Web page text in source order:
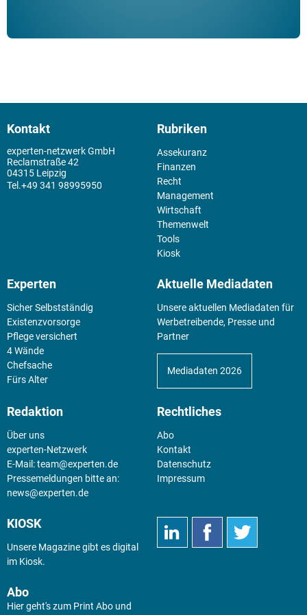
Kontakt
experten-netzwerk GmbH
Reclamstraße 42
04315 Leipzig
+49 341 98995950
Rubriken
Assekuranz
Finanzen
Recht
Management
Wirtschaft
Themenwelt
Tools
Kiosk
Experten
Sicher Selbstständig
Existenz­vorsorge
Pflege versichert
4 Wände
Chefsache
Fürs Alter
Aktuelle Mediadaten
Unsere aktuellen Mediadaten für
Werbetreibende, Presse und
Partner
Mediadaten 2026
Redaktion
Über uns
experten-Netzwerk
E-Mail:team@experten.de
Pressemeldungen bitte an:
news@experten.de
Rechtliches
Abo
Kontakt
Datenschutz
Impressum
KIOSK
Unsere Magazine gibt es digital
im Kiosk.
Abo
Hier geht's zum Print Abo und